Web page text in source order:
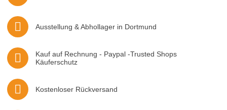
Ausstellung & Abhollager in Dortmund
Kauf auf Rechnung - Paypal -Trusted Shops
Käuferschutz
Kostenloser Rückversand